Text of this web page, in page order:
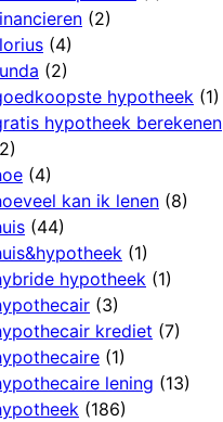
(2)
(4)
(2)
hypotheek (1)
hypotheek berekenen
(4)
kan ik lenen (8)
(44)
(1)
hypotheek (1)
(3)
krediet (7)
(1)
lening (13)
(186)